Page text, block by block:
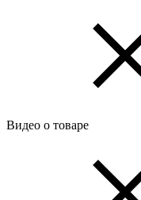
Видео о товаре